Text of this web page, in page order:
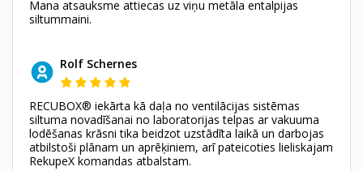
Mana atsauksme attiecas uz viņu metāla entalpijas
siltummaini.
Rolf Schernes
RECUBOX® iekārta kā daļa no ventilācijas sistēmas
siltuma novadīšanai no laboratorijas telpas ar vakuuma
lodēšanas krāsni tika beidzot uzstādīta laikā un darbojas
atbilstoši plānam un aprēķiniem, arī pateicoties lieliskajam
RekupeX komandas atbalstam.